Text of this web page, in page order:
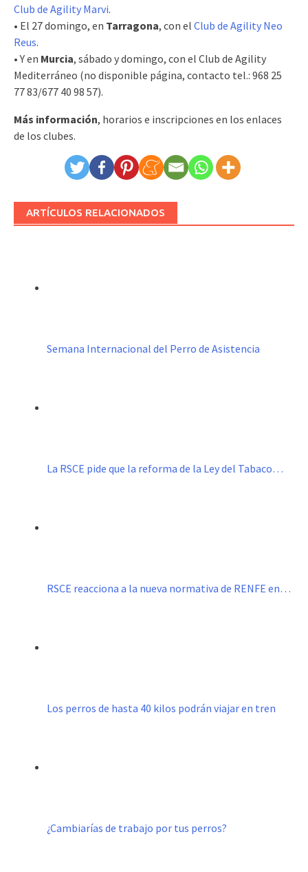
Club de Agility Marvi.
• El 27 domingo, en Tarragona, con el Club de Agility Neo
Reus.
• Y en Murcia, sábado y domingo, con el Club de Agility
Mediterráneo (no disponible página, contacto tel.: 968 25
77 83/677 40 98 57).
Más información, horarios e inscripciones en los enlaces
de los clubes.
ARTÍCULOS RELACIONADOS
Semana Internacional del Perro de Asistencia
La RSCE pide que la reforma de la Ley del Tabaco…
RSCE reacciona a la nueva normativa de RENFE en…
Los perros de hasta 40 kilos podrán viajar en tren
¿Cambiarías de trabajo por tus perros?